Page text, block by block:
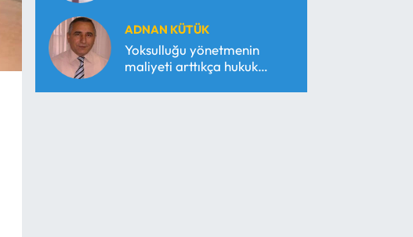
ADNAN KÜTÜK
Yoksulluğu yönetmenin
maliyeti arttıkça hukuk